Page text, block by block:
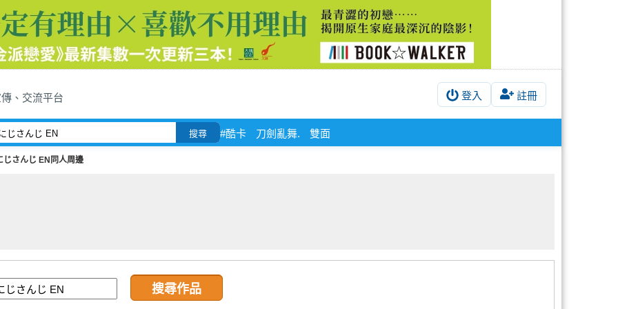
、交流平台 登入 註冊
搜尋 #酷卡 刀劍亂舞. 雙面
じさんじ EN同人周邊